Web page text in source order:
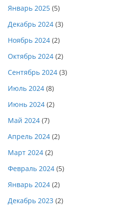
Январь 2025 (5)
Декабрь 2024 (3)
Ноябрь 2024 (2)
Октябрь 2024 (2)
Сентябрь 2024 (3)
Июль 2024 (8)
Июнь 2024 (2)
Май 2024 (7)
Апрель 2024 (2)
Март 2024 (2)
Февраль 2024 (5)
Январь 2024 (2)
Декабрь 2023 (2)